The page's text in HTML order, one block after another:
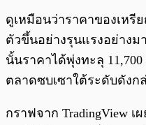
พร้อมเล่น
ดูเหมือนว่าราคาของเหรี
ตัวขึ้นอย่างรุนแรงอย่างม
นั้นราคาได้พุ่งทะลุ
ตลาดซบเซาใต้ระดับดังก
กราฟจาก TradingView เ